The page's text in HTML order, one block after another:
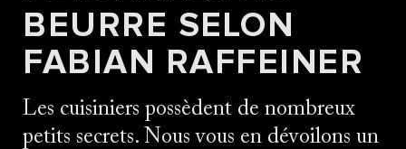
BEURRE SELON
FABIAN RAFFEINER
Les cuisiniers possèdent de nombreux
petits secrets. Nous vous en dévoilons un